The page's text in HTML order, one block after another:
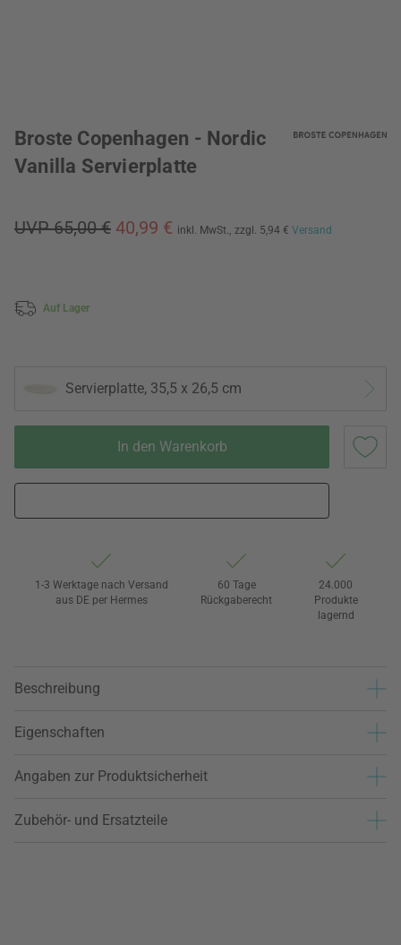
Broste Copenhagen - Nordic
Vanilla Servierplatte
UVP 65,00 € 40,99 € inkl. MwSt., zzgl. 5,94 € Versand
Auf Lager
Servierplatte, 35,5 x 26,5 cm
In den Warenkorb
1-3 Werktage nach Versand
aus DE per Hermes
60 Tage
Rückgaberecht
24.000
Produkte
lagernd
Beschreibung
Eigenschaften
Angaben zur Produktsicherheit
Zubehör- und Ersatzteile